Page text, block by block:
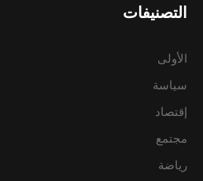
التصنيفات
الأولى
سياسة
إقتصاد
مجتمع
رياضة